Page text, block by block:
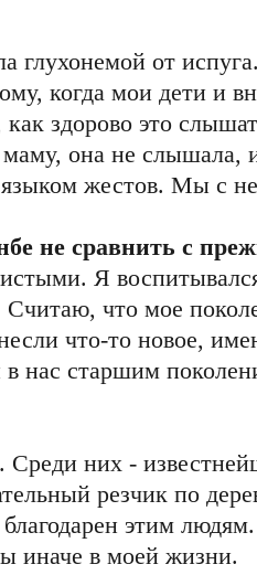
глухонемой от
когда мои дети и
как здорово это
она не слышала,
жестов. Мы с
не сравнить с
Я
что мое
что-то новое,
нас старшим
них -
резчик по
этим
иначе в моей жизни.